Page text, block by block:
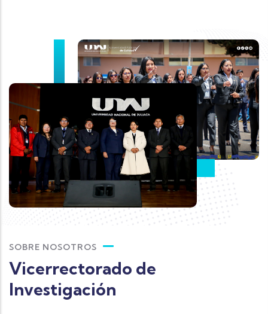
SOBRE NOSOTROS
Vicerrectorado de
Investigación